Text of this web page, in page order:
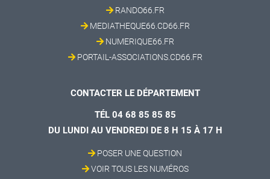
RANDO66.FR
MEDIATHEQUE66.CD66.FR
NUMERIQUE66.FR
PORTAIL-ASSOCIATIONS.CD66.FR
CONTACTER LE DÉPARTEMENT
TÉL 04 68 85 85 85
DU LUNDI AU VENDREDI DE 8 H 15 À 17 H
POSER UNE QUESTION
VOIR TOUS LES NUMÉROS